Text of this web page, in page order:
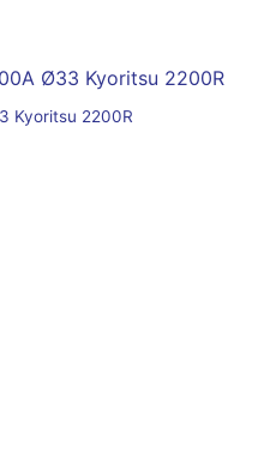
Kyoritsu 2200R